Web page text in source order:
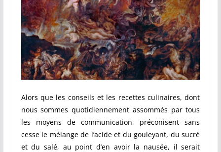
Alors que les conseils et les recettes culinaires, dont
nous sommes quotidiennement assommés par tous
les moyens de communication, préconisent sans
cesse le mélange de l’acide et du gouleyant, du sucré
et du salé, au point d’en avoir la nausée, il serait